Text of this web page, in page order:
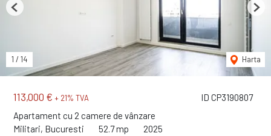
ID CP3190807
113,000 € + 21% TVA
Apartament cu 2 camere de vânzare
Militari, Bucuresti
52.7 mp 2025
1 / 14 Harta
Previous Next